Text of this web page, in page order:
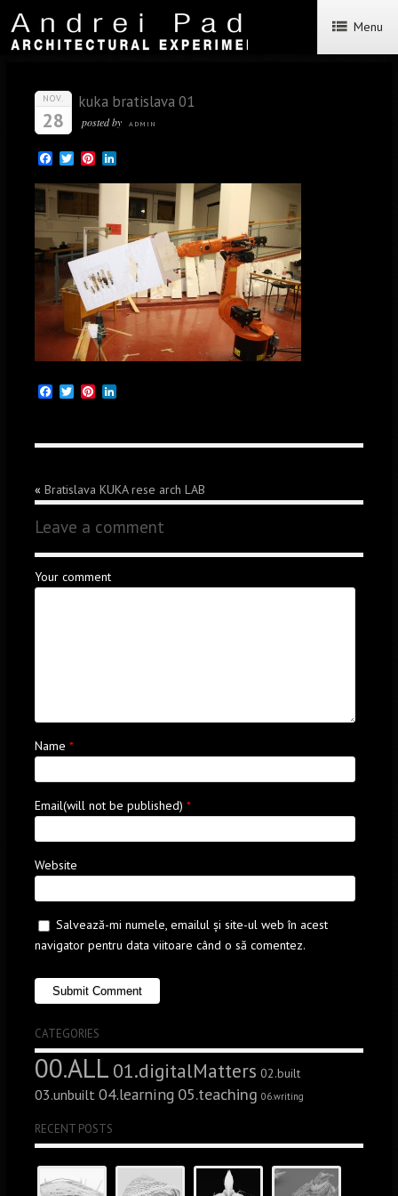
Menu
NOV.
28
kuka bratislava 01
posted by ADMIN
Facebook
TwitterPinterest
LinkedIn
Facebook
TwitterPinterest
LinkedIn
« Bratislava KUKA rese arch LAB
Leave a comment
Your comment
Name *
Email(will not be published) *
Website
Salvează-mi numele, emailul și site-ul web în acest
navigator pentru data viitoare când o să comentez.
CATEGORIES
00.ALL 01.digitalMatters 02.built
03.unbuilt 04.learning 05.teaching 06.writing
RECENT POSTS